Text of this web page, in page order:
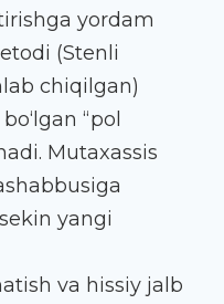
yordam
(Stenli
chiqilgan)
“pol
Mutaxassis
yangi
va hissiy jalb